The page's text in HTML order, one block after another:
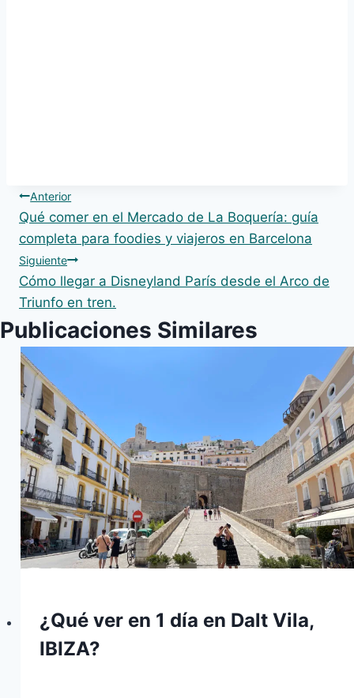
Navegación
de
entradas
Anterior
Qué comer en el Mercado de La Boquería: guía
completa para foodies y viajeros en Barcelona
Siguiente
Cómo llegar a Disneyland París desde el Arco de
Triunfo en tren.
Publicaciones Similares
¿Qué ver en 1 día en Dalt Vila,
IBIZA?